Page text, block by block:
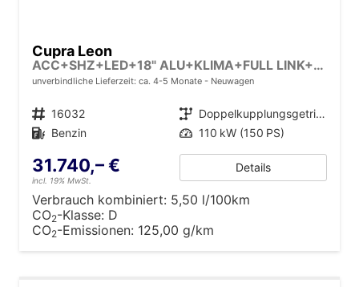
Cupra Leon
ACC+SHZ+LED+18" ALU+KLIMA+FULL LINK+PDC
unverbindliche Lieferzeit: ca. 4-5 Monate Neuwagen
Fahrzeugnr. 16032 Getriebe
Doppelkupplungsgetriebe (DSG)
Kraftstoff Benzin Leistung 110 kW (150 PS)
31.740,– €
incl. 19% MwSt.
Details
Verbrauch kombiniert: 5,50 l/100km
CO2-Klasse: D
CO2-Emissionen: 125,00 g/km